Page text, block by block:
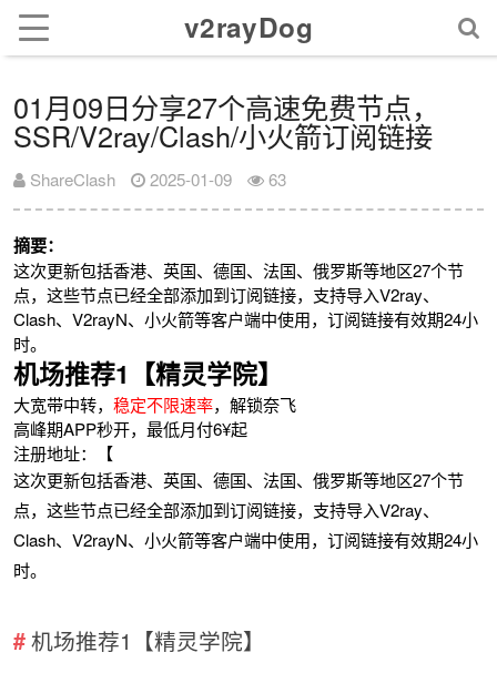
v2rayDog
01月09日分享27个高速免费节点，
SSR/V2ray/Clash/小火箭订阅链接
ShareClash 2025-01-09 63
摘要：
这次更新包括香港、英国、德国、法国、俄罗斯等地区27个节
点，这些节点已经全部添加到订阅链接，支持导入V2ray、
Clash、V2rayN、小火箭等客户端中使用，订阅链接有效期24小
时。
机场推荐1【精灵学院】
大宽带中转，稳定不限速率，解锁奈飞
高峰期APP秒开，最低月付6¥起
注册地址：【
这次更新包括香港、英国、德国、法国、俄罗斯等地区27个节
点，这些节点已经全部添加到订阅链接，支持导入V2ray、
Clash、V2rayN、小火箭等客户端中使用，订阅链接有效期24小
时。
机场推荐1【精灵学院】